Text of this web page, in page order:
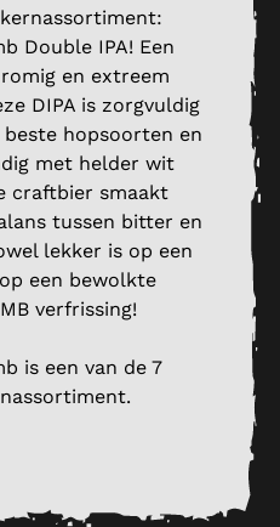
Double IPA! Een
en extreem
DIPA is zorgvuldig
hopsoorten en
met helder wit
craftbier smaakt
tussen bitter en
lekker is op een
een bewolkte
verfrissing!
is een van de 7